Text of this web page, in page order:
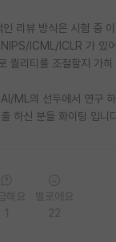
리뷰 방식은 시험 중
ICML/ICLR 가 있어
리티를 조절할지 가히
ML의 선두에서 연구
하신 분들 화이팅 입니